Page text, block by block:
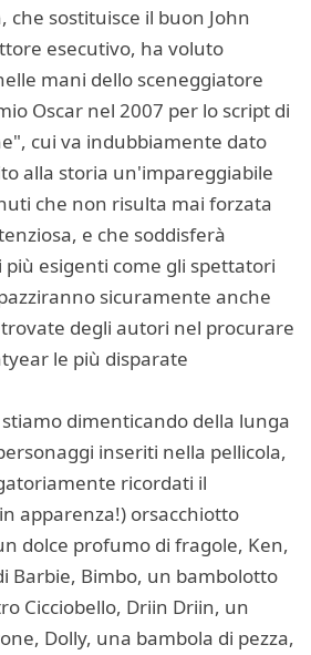
che sostituisce il buon John
esecutivo, ha voluto
mani dello sceneggiatore
Oscar nel 2007 per lo script di
cui va indubbiamente dato
alla storia un'impareggiabile
che non risulta mai forzata
e che soddisferà
esigenti come gli spettatori
sicuramente anche
degli autori nel procurare
le più disparate
dimenticando della lunga
inseriti nella pellicola,
ricordati il
apparenza!) orsacchiotto
dolce profumo di fragole, Ken,
Barbie, Bimbo, un bambolotto
Cicciobello, Driin Driin, un
Dolly, una bambola di pezza,